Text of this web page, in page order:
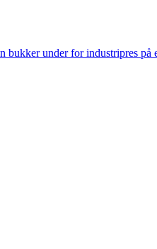
bukker under for industripres på